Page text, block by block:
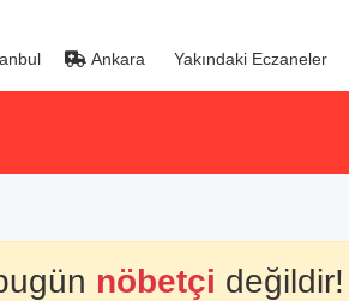
Ankara Yakındaki Eczaneler
nöbetçi değildir!